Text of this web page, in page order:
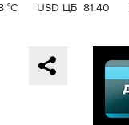
°C USD ЦБ 81.40